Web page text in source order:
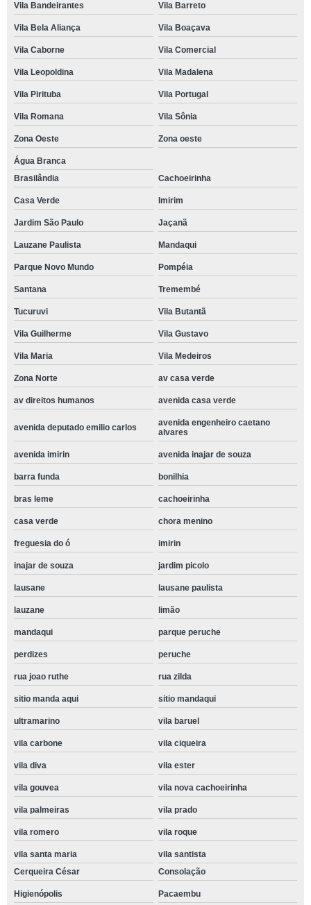
Vila Bandeirantes Vila Barreto
Vila Bela Aliança Vila Boaçava
Vila Caborne Vila Comercial
Vila Leopoldina Vila Madalena
Vila Pirituba Vila Portugal
Vila Romana Vila Sônia
Zona Oeste Zona oeste
Água Branca
Brasilândia
Cachoeirinha
Casa Verde Imirim
Jardim São Paulo Jaçanã
Lauzane Paulista Mandaqui
Parque Novo Mundo Pompéia
Santana Tremembé
Tucuruvi Vila Butantã
Vila Guilherme Vila Gustavo
Vila Maria Vila Medeiros
Zona Norte av casa verde
av direitos humanos avenida casa verde
avenida deputado emilio carlos
avenida engenheiro caetano
alvares
avenida imirin avenida inajar de souza
barra funda bonilhia
bras leme cachoeirinha
casa verde chora menino
freguesia do ó imirin
inajar de souza jardim picolo
lausane lausane paulista
lauzane limão
mandaqui parque peruche
perdizes peruche
rua joao ruthe rua zilda
sitio manda aqui sitio mandaqui
ultramarino vila baruel
vila carbone vila ciqueira
vila diva vila ester
vila gouvea vila nova cachoeirinha
vila palmeiras vila prado
vila romero vila roque
vila santa maria
vila santista
Cerqueira César
Consolação
Higienópolis Pacaembu